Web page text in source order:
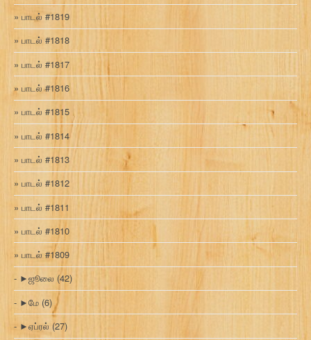
பாடல் #1819
பாடல் #1818
பாடல் #1817
பாடல் #1816
பாடல் #1815
பாடல் #1814
பாடல் #1813
பாடல் #1812
பாடல் #1811
பாடல் #1810
பாடல் #1809
►ஜூலை (42)
►மே (6)
►ஏப்ரல் (27)